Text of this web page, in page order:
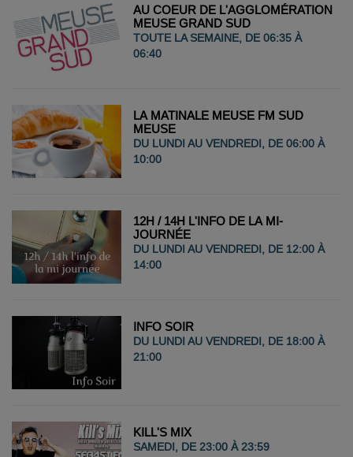
AU COEUR DE L'AGGLOMÉRATION
MEUSE GRAND SUD
TOUTE LA SEMAINE, DE 06:35 À
06:40
LA MATINALE MEUSE FM SUD
MEUSE
DU LUNDI AU VENDREDI, DE 06:00 À
10:00
12H / 14H L'INFO DE LA MI-
JOURNÉE
DU LUNDI AU VENDREDI, DE 12:00 À
14:00
INFO SOIR
DU LUNDI AU VENDREDI, DE 18:00 À
21:00
KILL'S MIX
SAMEDI, DE 23:00 À 23:59